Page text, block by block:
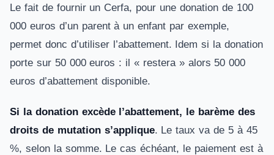
Le fait de fournir un Cerfa, pour une donation de 100
000 euros d’un parent à un enfant par exemple,
permet donc d’utiliser l’abattement. Idem si la donation
porte sur 50 000 euros : il « restera » alors 50 000
euros d’abattement disponible.
Si la donation excède l’abattement, le barème des
droits de mutation s’applique. Le taux va de 5 à 45
%, selon la somme. Le cas échéant, le paiement est à